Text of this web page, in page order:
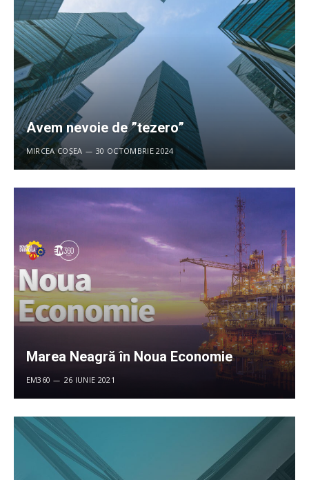
Avem nevoie de ”tezero”
MIRCEA COȘEA 30 OCTOMBRIE 2024
Marea Neagră în Noua Economie
EM360 26 IUNIE 2021